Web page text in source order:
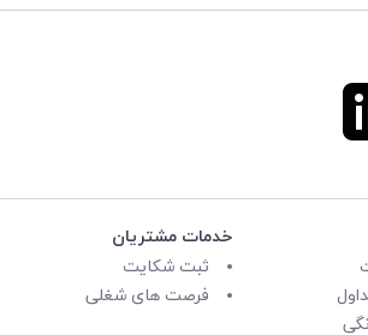
خدمات مشتریان
ثبت شکایت
فرصت های شغلی